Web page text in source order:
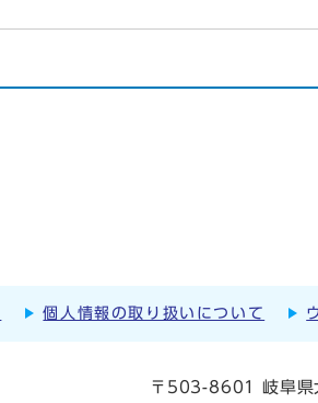
個人情報の取り扱いについて
〒503-8601 岐阜県